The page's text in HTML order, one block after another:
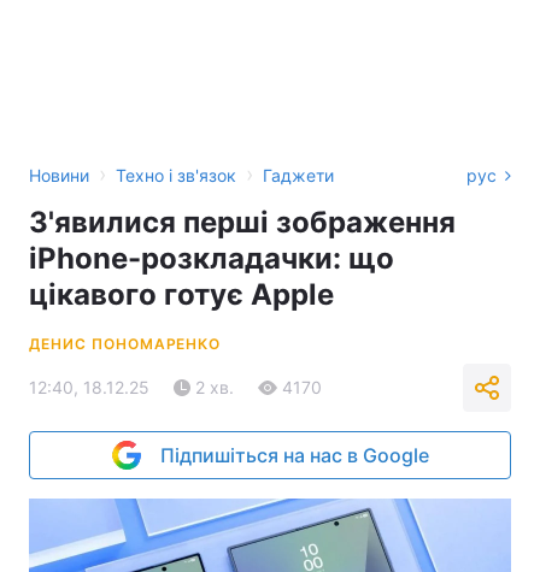
Новини › Техно і зв'язок › Гаджети рус
З'явилися перші зображення
iPhone-розкладачки: що
цікавого готує Apple
ДЕНИС ПОНОМАРЕНКО
12:40, 18.12.25 2 хв. 4170
Підпишіться на нас в Google